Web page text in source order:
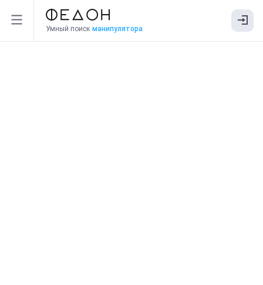
Умный поиск манипулятора